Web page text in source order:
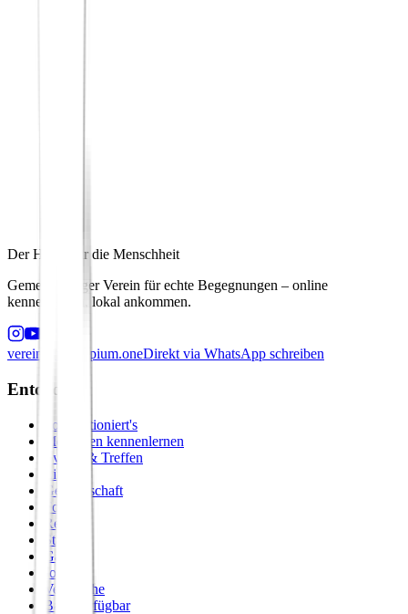
Der Hafen für die Menschheit
Gemeinnütziger Verein für echte Begegnungen – online
kennenlernen, lokal ankommen.
verein@principium.oneDirekt via WhatsApp schreiben
Entdecken
So funktioniert's
Menschen kennenlernen
Events & Treffen
Zirkel
Gemeinschaft
Formate
Retreats
Städte
Galerie
Journal
Vergleiche
Bald verfügbar